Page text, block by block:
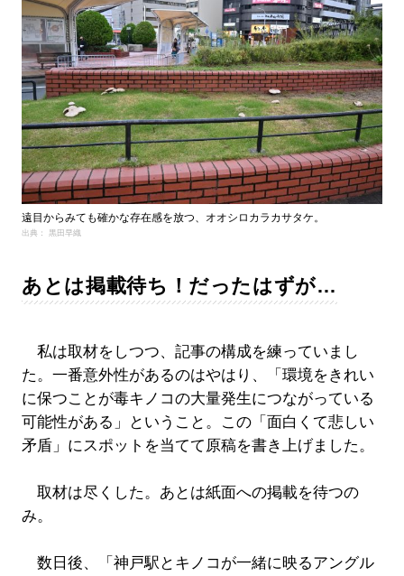
遠目からみても確かな存在感を放つ、オオシロカラカサタケ。
出典： 黒田早織
あとは掲載待ち！だったはずが…
私は取材をしつつ、記事の構成を練っていまし
た。一番意外性があるのはやはり、「環境をきれい
に保つことが毒キノコの大量発生につながっている
可能性がある」ということ。この「面白くて悲しい
矛盾」にスポットを当てて原稿を書き上げました。
取材は尽くした。あとは紙面への掲載を待つの
み。
数日後、「神戸駅とキノコが一緒に映るアングル